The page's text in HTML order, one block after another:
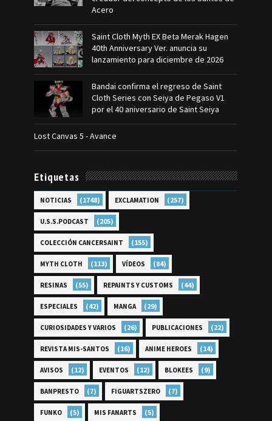
Acero
Saint Cloth Myth EX Beta Merak Hagen
40th Anniversary Ver. anuncia su
lanzamiento para diciembre de 2026
Bandai confirma el regreso de Saint
Cloth Series con Seiya de Pegaso V1
por el 40 aniversario de Saint Seiya
Lost Canvas 5 - Avance
Etiquetas
NOTICIAS (1748) EXCLAMATION (257)
U.S.S.PODCAST (205)
COLECCIÓN CANCERSAINT (155)
MYTH CLOTH (113) VÍDEOS (84)
RESINAS (55) REPAINTS Y CUSTOMS (44)
ESPECIALES (42) MANGA (29)
CURIOSIDADES Y VARIOS (26) PUBLICACIONES (22)
REVISTA MIS-SANTOS (16) ANIME HEROES (14)
AVISOS (12) EVENTOS (12) BLOKEES (9)
BANPRESTO (7) FIGUARTSZERO (7)
FUNKO (5) MIS FANARTS (5)